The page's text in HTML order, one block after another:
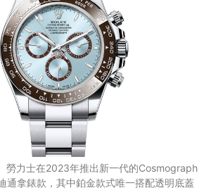
勞力士在2023年推出新一代的Cosmograph
通拿錶款，其中鉑金款式唯一搭配透明底蓋